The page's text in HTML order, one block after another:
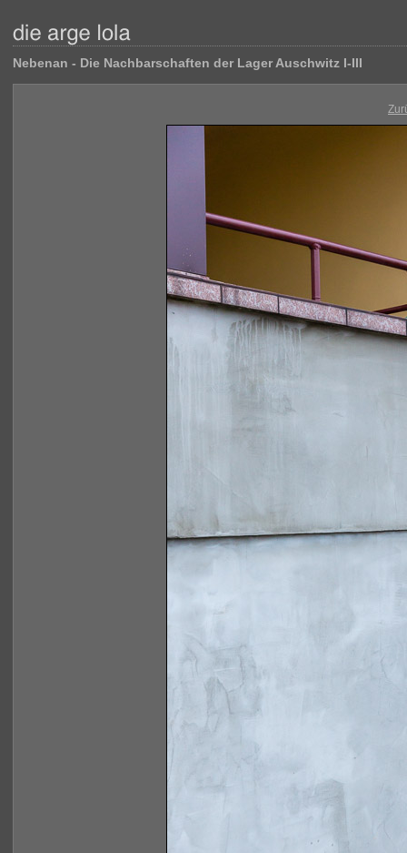
Nebenan - Die Nachbarschaften der Lager Auschwitz I-III